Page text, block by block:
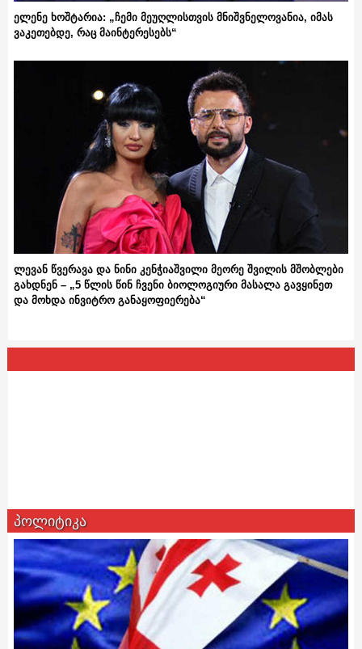
ელენე ხოშტარია: „ჩემი მეუღლისთვის მნიშვნელოვანია, იმას
ვაკეთებდე, რაც მაინტერესებს“
ლევან წვერავა და ნინი კენჭიაშვილი მეორე შვილის მშობლები
გახდნენ – „5 წლის წინ ჩვენი ბიოლოგიური მასალა გავყინეთ
და მოხდა ინვიტრო განაყოფიერება“
პოლიტიკა